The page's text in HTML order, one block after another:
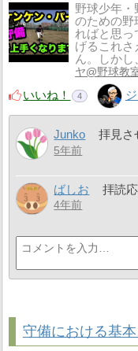
野球少年・
のための野
ればと思っ
げるこれ
ん。しか
ヤ@野球教
いいね！ 4
Junko 拝見さ
5年前
ばしお 拝読
4年前
守備における基